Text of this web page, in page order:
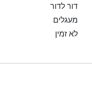
דור לדור
מעגלים
לא זמין